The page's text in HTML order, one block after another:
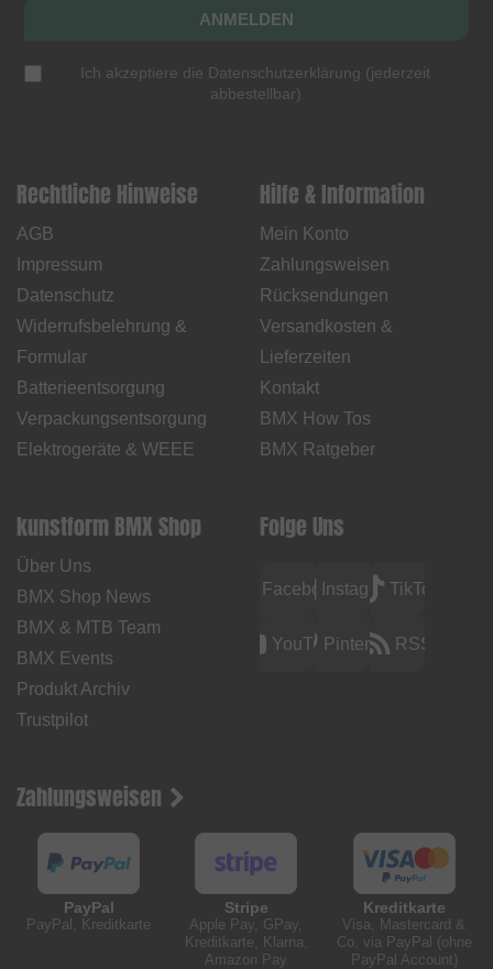
ANMELDEN
Ich akzeptiere die Datenschutzerklärung (jederzeit
abbestellbar)
Rechtliche Hinweise
AGB
Impressum
Datenschutz
Widerrufsbelehrung &
Formular
Batterieentsorgung
Verpackungsentsorgung
Elektrogeräte & WEEE
Hilfe & Information
Mein Konto
Zahlungsweisen
Rücksendungen
Versandkosten &
Lieferzeiten
Kontakt
BMX How Tos
BMX Ratgeber
kunstform BMX Shop
Über Uns
BMX Shop News
BMX & MTB Team
BMX Events
Produkt Archiv
Trustpilot
Folge Uns
FacebookInstagramTikTok
YouTubePinterest RSS
Zahlungsweisen
PayPal
PayPal, Kreditkarte
Stripe
Apple Pay, GPay,
Kreditkarte, Klarna,
Amazon Pay
Kreditkarte
Visa, Mastercard &
Co. via PayPal (ohne
PayPal Account)